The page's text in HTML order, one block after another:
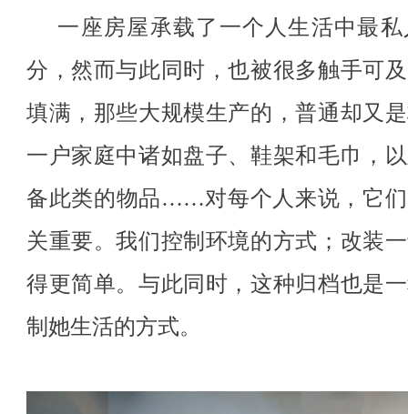
一座房屋承载了一个人生活中最
分，然而与此同时，也被很多触手可
填满，那些大规模生产的，普通却又
一户家庭中诸如盘子、鞋架和毛巾，
备此类的物品……对每个人来说，它
关重要。我们控制环境的方式；改装
得更简单。与此同时，这种归档也是
制她生活的方式。